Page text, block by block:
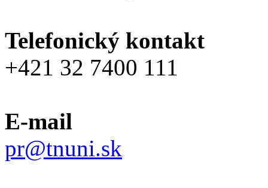
Telefonický kontakt
+421 32 7400 111
E-mail
pr@tnuni.sk